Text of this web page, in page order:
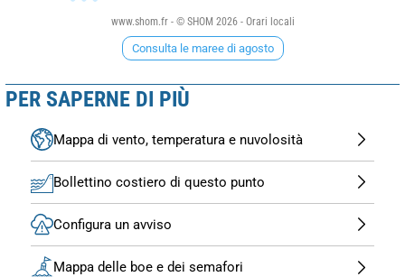
www.shom.fr - © SHOM 2026 - Orari locali
Consulta le maree di agosto
PER SAPERNE DI PIÙ
Mappa di vento, temperatura e nuvolosità
Bollettino costiero di questo punto
Configura un avviso
Mappa delle boe e dei semafori